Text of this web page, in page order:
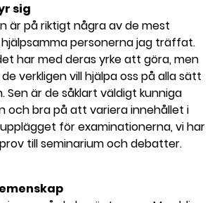
sig
är på riktigt några av de mest
personerna jag träffat.
har med deras yrke att göra, men
verkligen vill hjälpa oss på alla sätt
Sen är de såklart väldigt kunniga
och bra på att variera innehållet i
för examinationerna, vi har
till seminarium och debatter.